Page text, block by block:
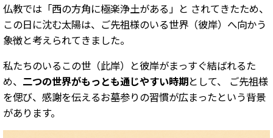
仏教では「西の方角に極楽浄土がある」と されてきたため、
この日に沈む太陽は、ご先祖様のいる世界（彼岸）へ向かう
象徴と考えられてきました。
私たちのいるこの世（此岸）と彼岸がまっすぐ結ばれるた
め、 二つの世界がもっとも通じやすい時期として、 ご先祖様
を偲び、感謝を伝えるお墓参りの習慣が広まった――という背景
があります。